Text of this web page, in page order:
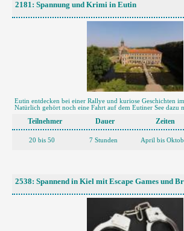
2181: Spannung und Krimi in Eutin
Eutin entdecken bei einer Rallye und kuriose Geschichten
Natürlich gehört noch eine Fahrt auf dem Eutiner See dazu
Teilnehmer Dauer Zeiten
20 bis 50 7 Stunden April bis
2538: Spannend in Kiel mit Escape Games und